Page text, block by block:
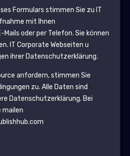
Formulars stimmen Sie zu IT
mit Ihnen
oder per Telefon. Sie können
IT Corporate Webseiten u
ihrer Datenschutzerklärung.
anfordern, stimmen Sie
zu. Alle Daten sind
Datenschutzerklärung. Bei